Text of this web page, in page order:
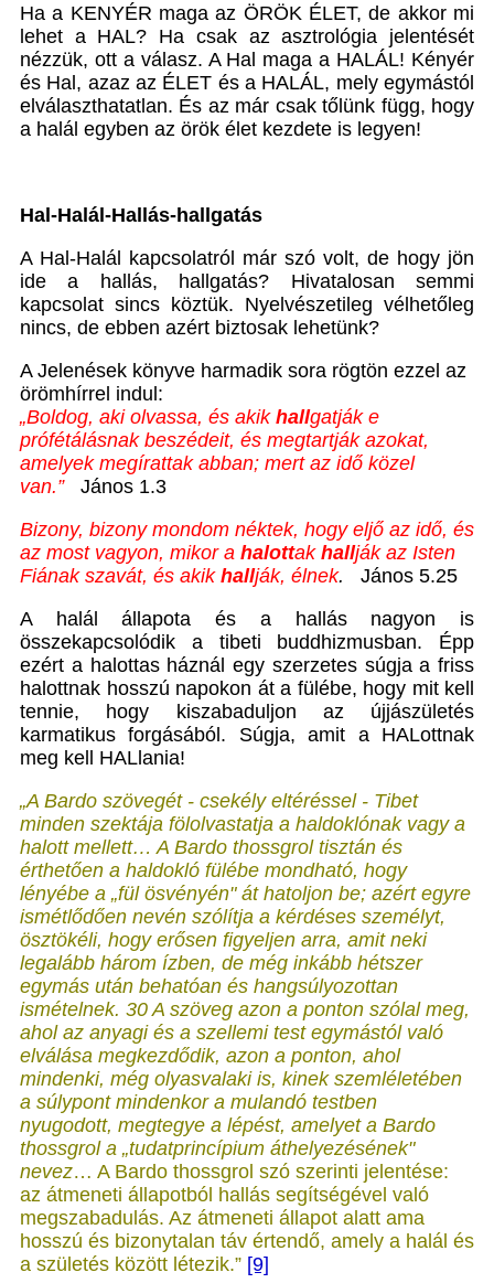
Ha a KENYÉR maga az ÖRÖK ÉLET, de akkor mi
lehet a HAL? Ha csak az asztrológia jelentését
nézzük, ott a válasz. A Hal maga a HALÁL! Kényér
és Hal, azaz az ÉLET és a HALÁL, mely egymástól
elválaszthatatlan. És az már csak tőlünk függ, hogy
a halál egyben az örök élet kezdete is legyen!
Hal-Halál-Hallás-hallgatás
A Hal-Halál kapcsolatról már szó volt, de hogy jön
ide a hallás, hallgatás? Hivatalosan semmi
kapcsolat sincs köztük. Nyelvészetileg vélhetőleg
nincs, de ebben azért biztosak lehetünk?
A Jelenések könyve harmadik sora rögtön ezzel az
örömhírrel indul:
„Boldog, aki olvassa, és akik hallgatják e
prófétálásnak beszédeit, és megtartják azokat,
amelyek megírattak abban; mert az idő közel
van.” János 1.3
Bizony, bizony mondom néktek, hogy eljő az idő, és
az most vagyon, mikor a halottak hallják az Isten
Fiának szavát, és akik hallják, élnek. János 5.25
A halál állapota és a hallás nagyon is
összekapcsolódik a tibeti buddhizmusban. Épp
ezért a halottas háznál egy szerzetes súgja a friss
halottnak hosszú napokon át a fülébe, hogy mit kell
tennie, hogy kiszabaduljon az újjászületés
karmatikus forgásából. Súgja, amit a HALottnak
meg kell HALlania!
„A Bardo szövegét - csekély eltéréssel - Tibet
minden szektája fölolvastatja a haldoklónak vagy a
halott mellett… A Bardo thossgrol tisztán és
érthetően a haldokló fülébe mondható, hogy
lényébe a „fül ösvényén" át hatoljon be; azért egyre
ismétlődően nevén szólítja a kérdé­ses személyt,
ösztökéli, hogy erősen figyeljen arra, amit neki
legalább három ízben, de még inkább hétszer
egymás után behatóan és hangsúlyozottan
ismételnek. 30 A szöveg azon a ponton szólal meg,
ahol az anyagi és a szellemi test egymástól való
elválása megkezdődik, azon a ponton, ahol
mindenki, még olyasvalaki is, kinek szemléletében
a súlypont mindenkor a mulandó testben
nyugodott, megtegye a lépést, amelyet a Bardo
thossgrol a „tudatprincípium áthelyezésének"
nevez… A Bardo thossgrol szó szerinti jelentése:
az átmeneti állapotból hallás segítségével való
megszabadulás. Az átmeneti állapot alatt ama
hosszú és bizonytalan táv értendő, amely a halál és
a születés között létezik.” [9]